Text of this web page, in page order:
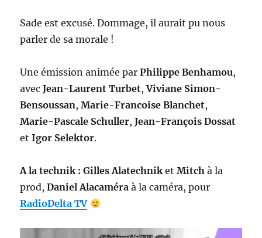
Sade est excusé. Dommage, il aurait pu nous
parler de sa morale !
Une émission animée parPhilippe Benhamou,
avecJean-Laurent Turbet,Viviane Simon-
Bensoussan,Marie-Francoise Blanchet,
Marie-Pascale Schuller,Jean-François Dossat
etIgor Selektor.
A la technik : Gilles AlatechniketMitch à la
prod,Daniel Alacaméra à la caméra, pour
RadioDelta TV